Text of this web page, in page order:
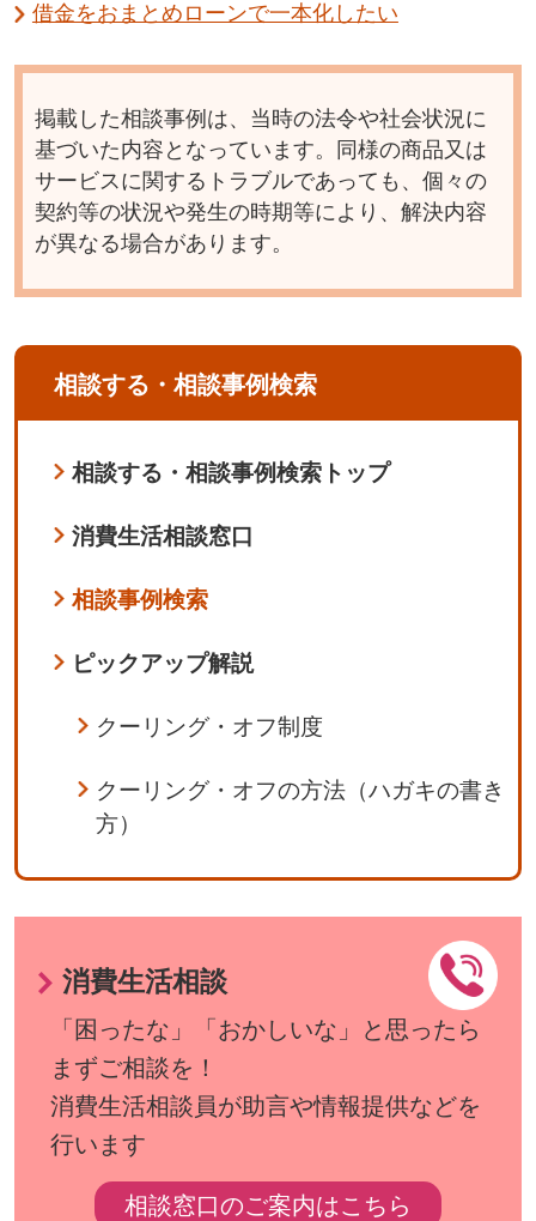
借金をおまとめローンで一本化したい
掲載した相談事例は、当時の法令や社会状況に
基づいた内容となっています。同様の商品又は
サービスに関するトラブルであっても、個々の
契約等の状況や発生の時期等により、解決内容
が異なる場合があります。
相談する・相談事例検索
相談する・相談事例検索トップ
消費生活相談窓口
相談事例検索
ピックアップ解説
クーリング・オフ制度
クーリング・オフの方法（ハガキの書き
方）
消費生活相談
「困ったな」「おかしいな」と思ったら
まずご相談を！
消費生活相談員が助言や情報提供などを
行います
相談窓口のご案内はこちら